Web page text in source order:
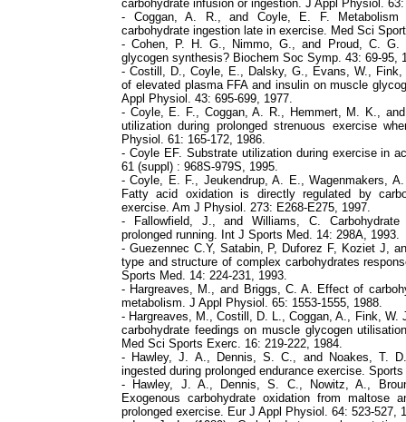
carbohydrate infusion or ingestion. J Appl Physiol.
- Coggan, A. R., and Coyle, E. F. Metabolism
carbohydrate ingestion late in exercise. Med Sci
- Cohen, P. H. G., Nimmo, G., and Proud, C. G.
glycogen synthesis? Biochem Soc Symp. 43: 69-95,
- Costill, D., Coyle, E., Dalsky, G., Evans, W.,
of elevated plasma FFA and insulin on muscle
Appl Physiol. 43: 695-699, 1977.
- Coyle, E. F., Coggan, A. R., Hemmert, M. K.,
utilization during prolonged strenuous exercise
Physiol. 61: 165-172, 1986.
- Coyle EF. Substrate utilization during exercise in
61 (suppl) : 968S-979S, 1995.
- Coyle, E. F., Jeukendrup, A. E., Wagenmakers,
Fatty acid oxidation is directly regulated by
exercise. Am J Physiol. 273: E268-E275, 1997.
- Fallowfield, J., and Williams, C.
prolonged running. Int J Sports Med. 14: 298A, 1993.
- Guezennec C.Y, Satabin, P, Duforez F, Koziet J,
type and structure of complex carbohydrates
Sports Med. 14: 224-231, 1993.
- Hargreaves, M., and Briggs, C. A. Effect of
metabolism. J Appl Physiol. 65: 1553-1555, 1988.
- Hargreaves, M., Costill, D. L., Coggan, A., Fink,
carbohydrate feedings on muscle glycogen
Med Sci Sports Exerc. 16: 219-222, 1984.
- Hawley, J. A., Dennis, S. C., and Noakes, T.
ingested during prolonged endurance exercise.
- Hawley, J. A., Dennis, S. C., Nowitz, A.,
Exogenous carbohydrate oxidation from maltose
prolonged exercise. Eur J Appl Physiol. 64: 523-527,